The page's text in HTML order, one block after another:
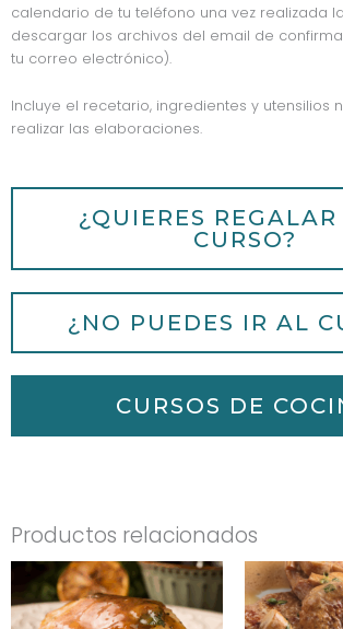
calendario de tu teléfono una vez realizada
descargar los archivos del email de
tu correo electrónico).
Incluye el recetario, ingredientes y utensilios
realizar las elaboraciones.
¿QUIERES REGALAR
CURSO?
¿NO PUEDES IR AL
CURSOS DE
Productos relacionados
Este
producto
tiene